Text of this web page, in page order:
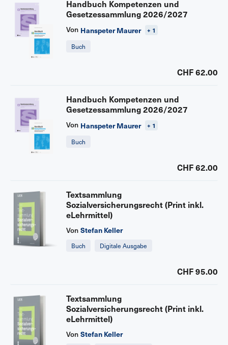
Handbuch Kompetenzen und
Gesetzessammlung 2026/2027
Von Hanspeter Maurer
+ 1
Buch
CHF 62.00
Handbuch Kompetenzen und
Gesetzessammlung 2026/2027
Von Hanspeter Maurer
+ 1
Buch
CHF 62.00
Textsammlung
Sozialversicherungsrecht (Print inkl.
eLehrmittel)
Von Stefan Keller
Buch Digitale Ausgabe
CHF 95.00
Textsammlung
Sozialversicherungsrecht (Print inkl.
eLehrmittel)
Von Stefan Keller